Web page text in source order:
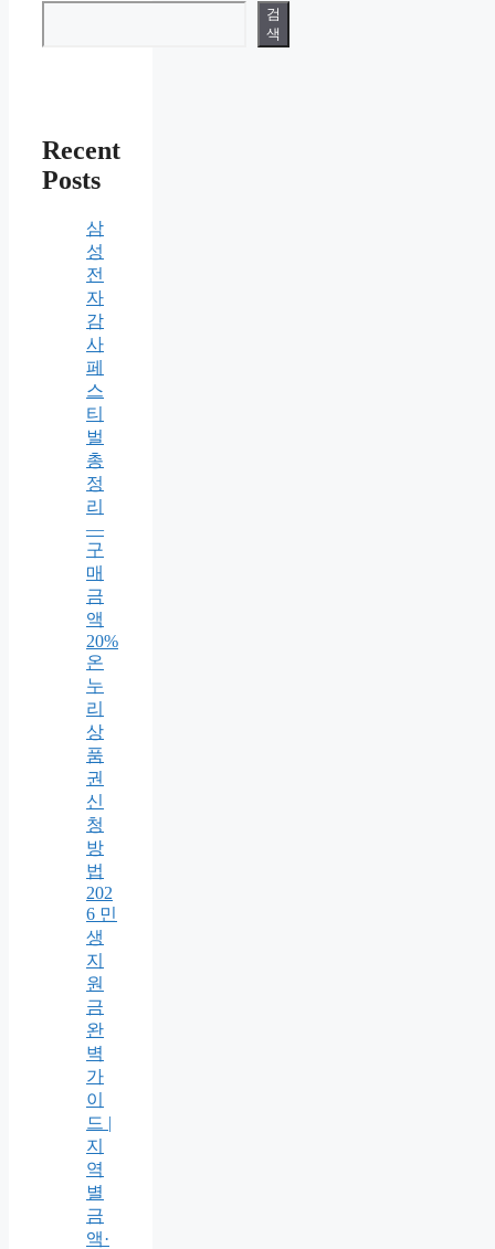
검
색
Recent
Posts
삼
성
전
자
감
사
페
스
티
벌
총
정
리
—
구
매
금
액
20%
온
누
리
상
품
권
신
청
방
법
202
6 민
생
지
원
금
완
벽
가
이
드 |
지
역
별
금
액·